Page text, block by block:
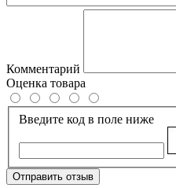
Комментарий
Оценка товара
Введите код в поле ниже
Отправить отзыв